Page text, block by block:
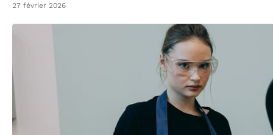
27 février 2026